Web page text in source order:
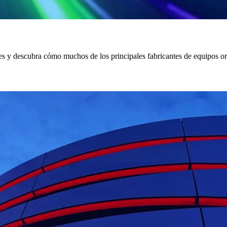
y descubra cómo muchos de los principales fabricantes de equipos